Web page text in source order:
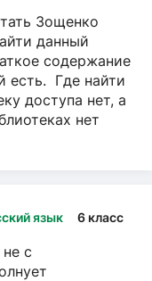
Зощенко
данный
содержание
есть. Где найти
доступа нет, а
нет
язык 6 класс
с